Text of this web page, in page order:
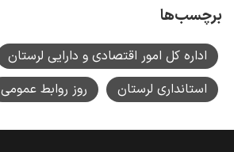
برچسب‌ها
اداره کل امور اقتصادی و دارایی لرستان
استانداری لرستان
روز روابط عمومی